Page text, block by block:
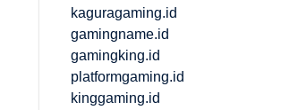
kaguragaming.id
gamingname.id
gamingking.id
platformgaming.id
kinggaming.id